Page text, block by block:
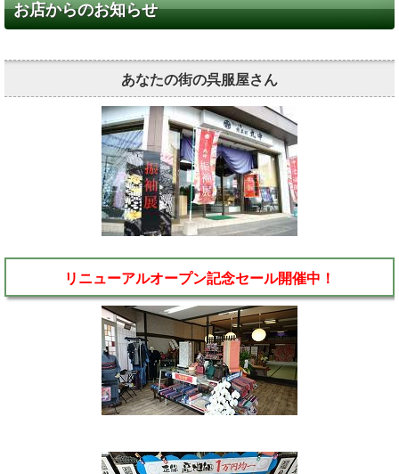
お店からのお知らせ
あなたの街の呉服屋さん
リニューアルオープン記念セール開催中！